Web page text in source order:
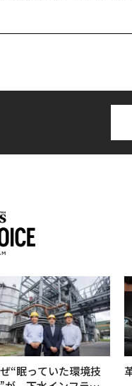
“眠っていた環境技